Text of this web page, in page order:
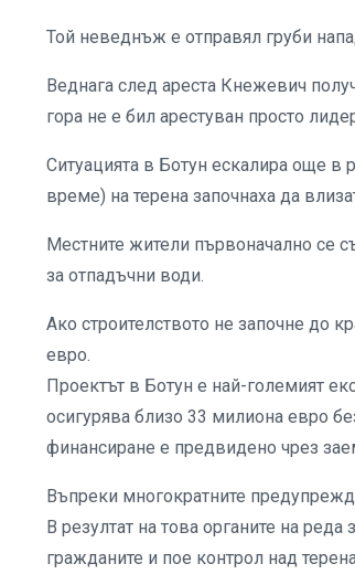
Той неведнъж е отправял груби
Веднага след ареста Кнежевич
гора не е бил арестуван просто
Ситуацията в Ботун ескалира още в
време) на терена започнаха да
Местните жители първоначално се
за отпадъчни води.
Ако строителството не започне до
евро.
Проектът в Ботун е най-големият
осигурява близо 33 милиона евро
финансиране е предвидено чрез
Въпреки многократните
В резултат на това органите на
гражданите и пое контрол над